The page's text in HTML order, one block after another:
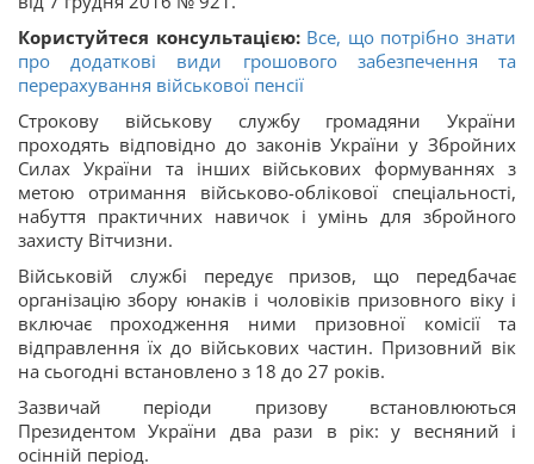
Користуйтеся консультацією: Все, що потрібно знати
про додаткові види грошового забезпечення та
перерахування військової пенсії
Строкову військову службу громадяни України
проходять відповідно до законів України у Збройних
Силах України та інших військових формуваннях з
метою отримання військово-облікової спеціальності,
набуття практичних навичок і умінь для збройного
захисту Вітчизни.
Військовій службі передує призов, що передбачає
організацію збору юнаків і чоловіків призовного віку і
включає проходження ними призовної комісії та
відправлення їх до військових частин. Призовний вік
на сьогодні встановлено з 18 до 27 років.
Зазвичай періоди призову встановлюються
Президентом України два рази в рік: у весняний і
осінній період.